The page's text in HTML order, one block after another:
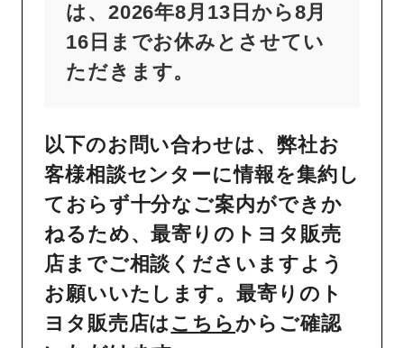
は、2026年8月13日から8月
16日までお休みとさせてい
ただきます。
以下のお問い合わせは、弊社お
客様相談センターに情報を集約し
ておらず十分なご案内ができか
ねるため、最寄りのトヨタ販売
店までご相談くださいますよう
お願いいたします。最寄りのト
ヨタ販売店はこちら からご確認